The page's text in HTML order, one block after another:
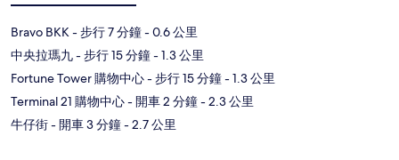
Bravo BKK- 步行 7 分鐘- 0.6 公里
中央拉瑪九- 步行 15 分鐘- 1.3 公里
Fortune Tower 購物中心- 步行 15 分鐘- 1.3 公里
Terminal 21 購物中心- 開車 2 分鐘- 2.3 公里
牛仔街- 開車 3 分鐘- 2.7 公里